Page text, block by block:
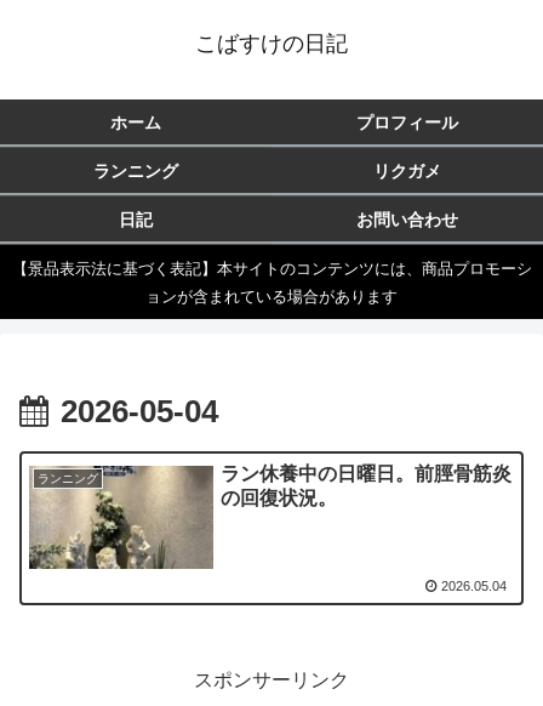
こばすけの日記
ホーム プロフィール
ランニング リクガメ
日記 お問い合わせ
【景品表示法に基づく表記】本サイトのコンテンツには、商品プロモーシ
ョンが含まれている場合があります
2026-05-04
ランニング
ラン休養中の日曜日。前脛骨筋炎
の回復状況。
2026.05.04
スポンサーリンク